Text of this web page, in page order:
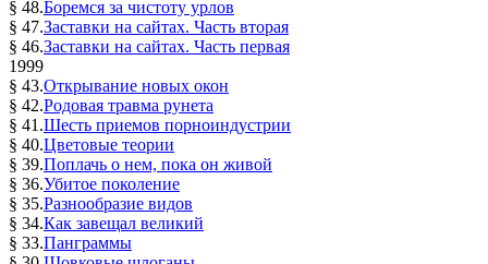
§ 48.Боремся за чистоту урлов
§ 47.Заставки на сайтах. Часть вторая
§ 46.Заставки на сайтах. Часть первая
1999
§ 43.Открывание новых окон
§ 42.Родовая травма рунета
§ 41.Шесть приемов порноиндустрии
§ 40.Цветовые теории
§ 39.Поплачь о нем, пока он живой
§ 36.Убитое поколение
§ 35.Разнообразие видов
§ 34.Как завещал великий
§ 33.Панграммы